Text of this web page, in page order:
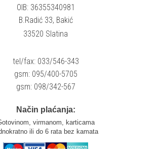
OIB: 36355340981
B.Radić 33, Bakić
33520 Slatina
tel/fax: 033/546-343
gsm: 095/400-5705
gsm: 098/342-567
Način plaćanja:
virmanom, karticama
ili do 6 rata bez kamata